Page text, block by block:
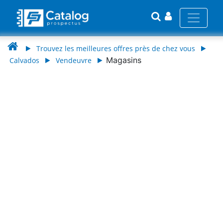
Trouvez les meilleures offres près de chez vous
Calvados
Vendeuvre Magasins